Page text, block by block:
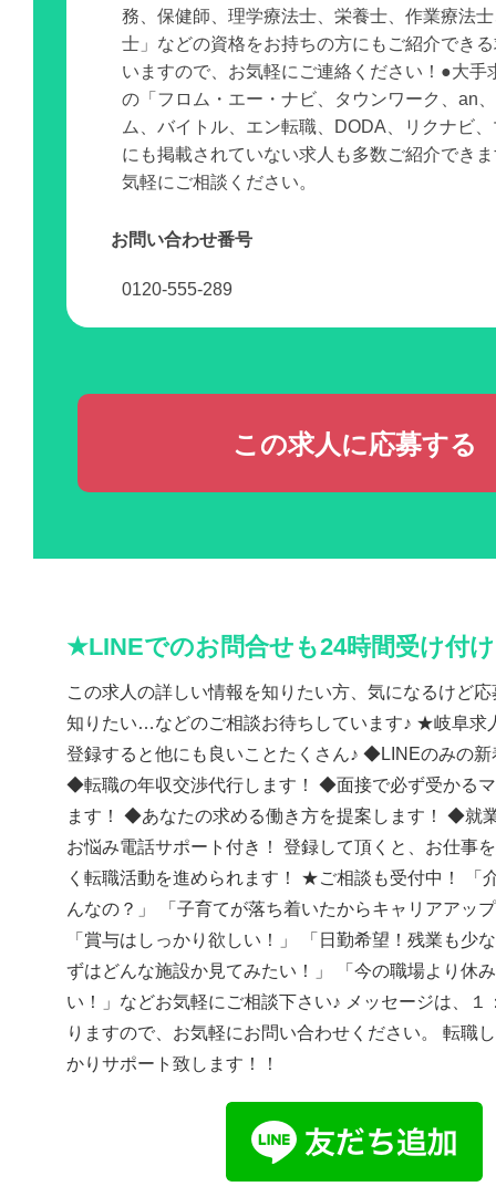
務、保健師、理学療法士、栄養士、作業療法
士」などの資格をお持ちの方にもご紹介でき
いますので、お気軽にご連絡ください！●大手
の「フロム・エー・ナビ、タウンワーク、an
ム、バイトル、エン転職、DODA、リクナビ
にも掲載されていない求人も多数ご紹介でき
気軽にご相談ください。
お問い合わせ番号
0120-555-289
この求人に応募する
★LINEでのお問合せも24時間受け付
この求人の詳しい情報を知りたい方、気になるけど
知りたい…などのご相談お待ちしています♪ ★岐阜求
登録すると他にも良いことたくさん♪ ◆LINEのみの
◆転職の年収交渉代行します！ ◆面接で必ず受かる
ます！ ◆あなたの求める働き方を提案します！ ◆就
お悩み電話サポート付き！ 登録して頂くと、お仕事
く転職活動を進められます！ ★ご相談も受付中！ 「
んなの？」 「子育てが落ち着いたからキャリアアッ
「賞与はしっかり欲しい！」 「日勤希望！残業も少
ずはどんな施設か見てみたい！」 「今の職場より休
い！」などお気軽にご相談下さい♪ メッセージは、１
りますので、お気軽にお問い合わせください。 転職
かりサポート致します！！